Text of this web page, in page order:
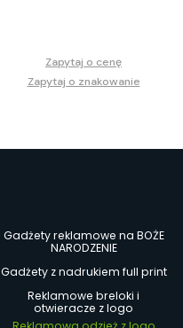
Zapytaj o cenę
Zapytaj o znakowanie
Gadżety reklamowe na BOŻE
NARODZENIE
Gadżety z nadrukiem full print
Reklamowe breloki i
otwieracze z logo